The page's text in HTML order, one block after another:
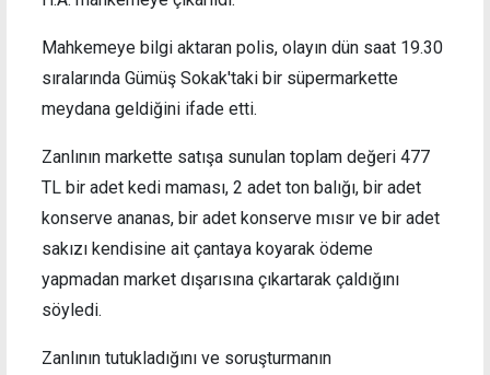
Mahkemeye bilgi aktaran polis, olayın dün saat 19.30
sıralarında Gümüş Sokak'taki bir süpermarkette
meydana geldiğini ifade etti.
Zanlının markette satışa sunulan toplam değeri 477
TL bir adet kedi maması, 2 adet ton balığı, bir adet
konserve ananas, bir adet konserve mısır ve bir adet
sakızı kendisine ait çantaya koyarak ödeme
yapmadan market dışarısına çıkartarak çaldığını
söyledi.
Zanlının tutukladığını ve soruşturmanın